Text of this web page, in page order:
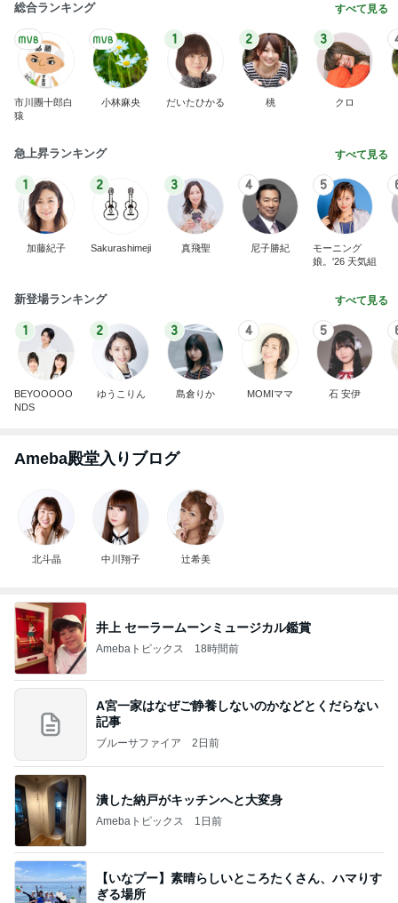
総合ランキング すべて見る
市川團十郎白
猿
小林麻央
1
だいたひかる
2
桃
3
クロ
急上昇ランキング すべて見る
1
加藤紀子
2
Sakurashimeji
3
真飛聖
4
尼子勝紀
5
モーニング
娘。'26 天気組
新登場ランキング すべて見る
1
BEYOOOOO
NDS
2
ゆうこりん
3
島倉りか
4
MOMIママ
5
石 安伊
Ameba殿堂入りブログ
北斗晶 中川翔子 辻希美
井上 セーラームーンミュージカル鑑賞
Amebaトピックス 18時間前
A宮一家はなぜご静養しないのかなどとくだらない
記事
ブルーサファイア 2日前
潰した納戸がキッチンへと大変身
Amebaトピックス 1日前
【いなプー】素晴らしいところたくさん、ハマりす
ぎる場所